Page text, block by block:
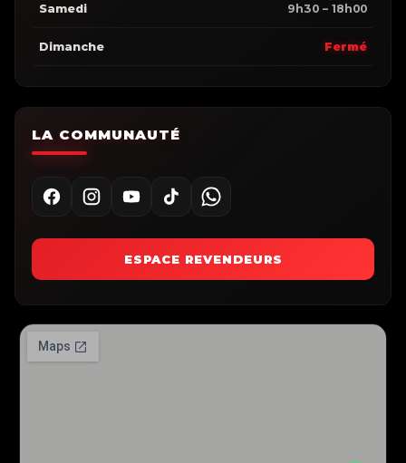
Samedi 9h30 – 18h00
Dimanche Fermé
LA COMMUNAUTÉ
ESPACE REVENDEURS